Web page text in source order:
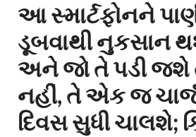
આ સ્માર્ટફોનને
ડૂબવાથી નુકસાન
અને જો તે પડી જશે
નહીં, તે એક જ
દિવસ સુધી ચાલશે;